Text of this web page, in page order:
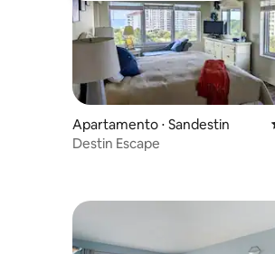
Apartamento ⋅ Sandestin
Destin Escape